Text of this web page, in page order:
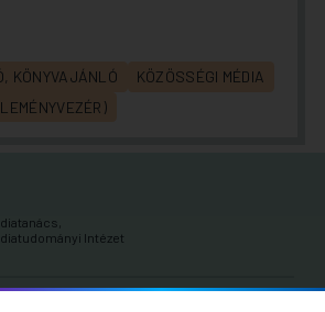
KÖNYVAJÁNLÓ
KÖZÖSSÉGI MÉDIA
Intézet